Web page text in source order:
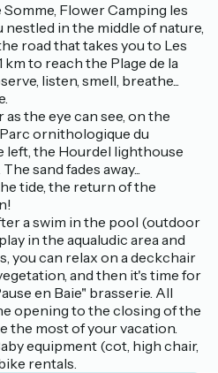
Somme, Flower Camping les
nestled in the middle of nature,
road that takes you to Les
km to reach the Plage de la
listen, smell, breathe...
as the eye can see, on the
ornithologique du
left, the Hourdel lighthouse
sand fades away...
tide, the return of the
a swim in the pool (outdoor
in the aqualudic area and
you can relax on a deckchair
and then it's time for
en Baie" brasserie. All
opening to the closing of the
the most of your vacation.
equipment (cot, high chair,
rentals.